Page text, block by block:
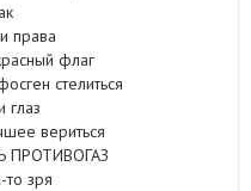
права
флаг
стелиться
глаз
вериться
ПРОТИВОГАЗ
зря